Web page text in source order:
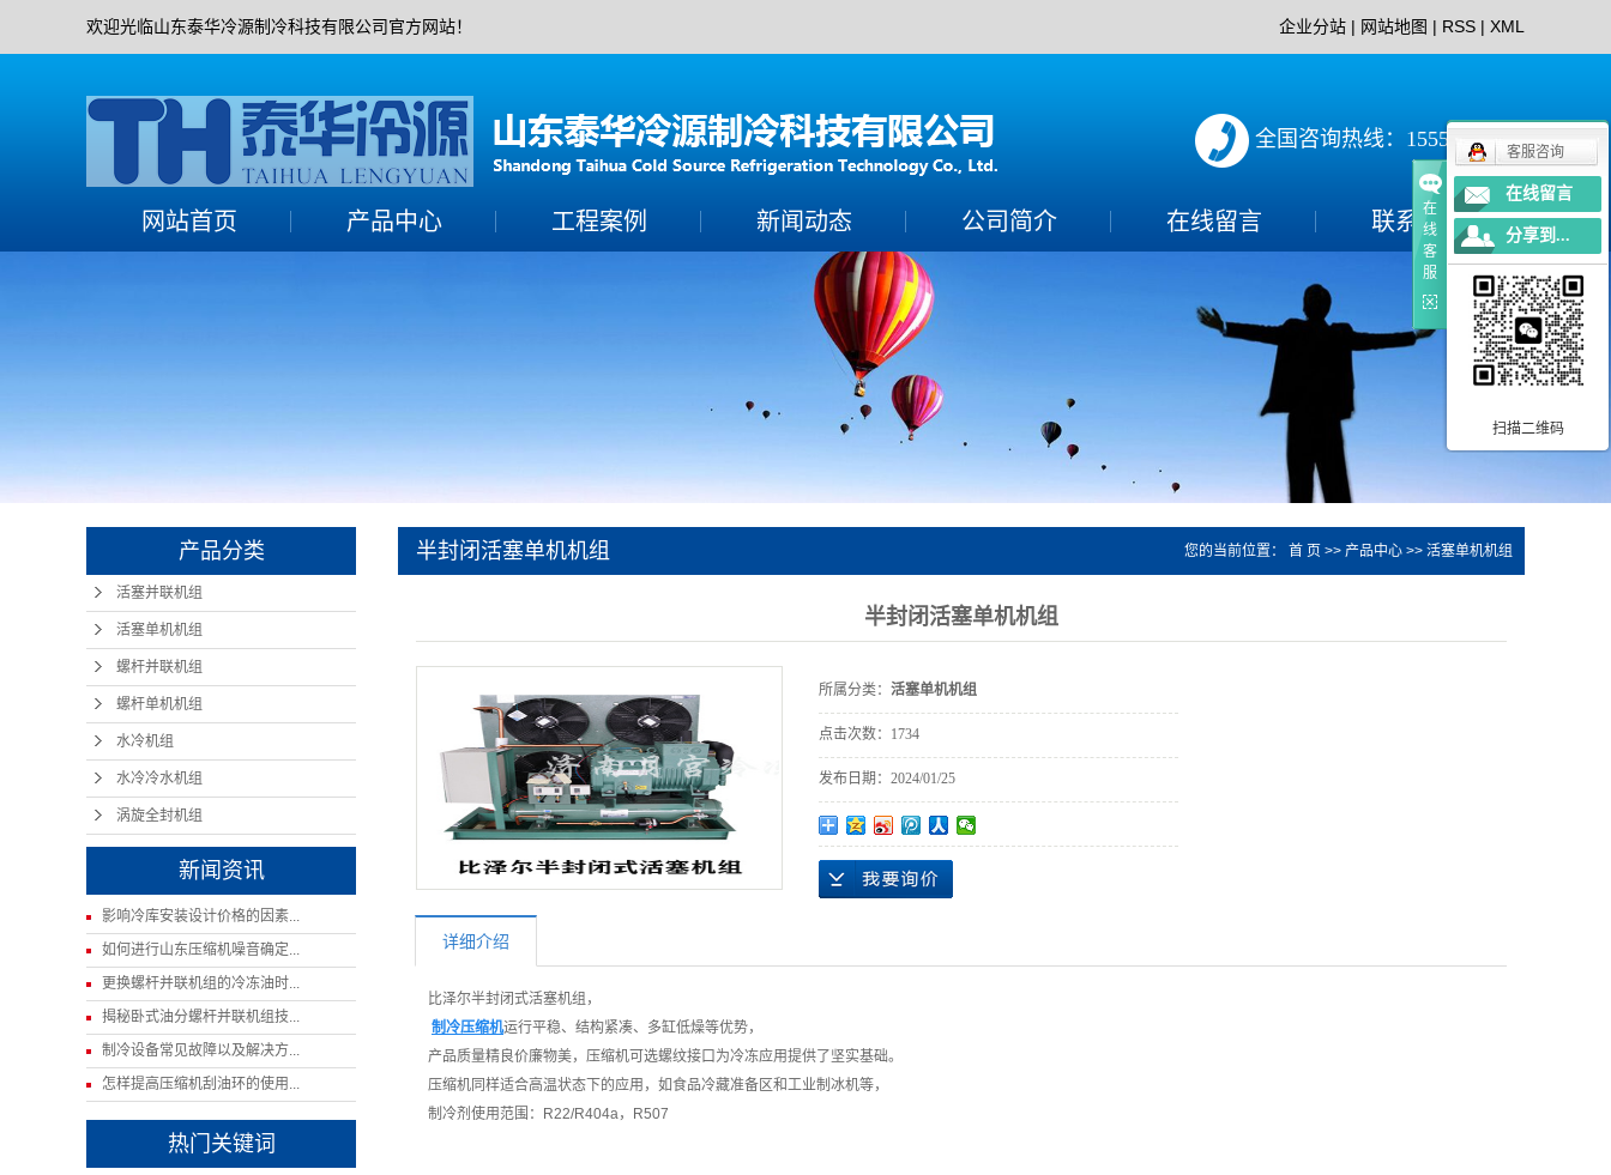
欢迎光临山东泰华冷源制冷科技有限公司官方网站！ 企业分站 | 网站地图 | RSS | XML
全国咨询热线：15552897152
网站首页 产品中心
涡旋全封机组
工程案例 新闻动态
制冷常识
保养百科
技术知识
公司简介 在线留言 联系我们
联系方式
产品分类
活塞并联机组
活塞单机机组
螺杆并联机组
螺杆单机机组
水冷机组
水冷冷水机组
涡旋全封机组
新闻资讯
影响冷库安装设计价格的因素...
如何进行山东压缩机噪音确定...
更换螺杆并联机组的冷冻油时...
揭秘卧式油分螺杆并联机组技...
制冷设备常见故障以及解决方...
怎样提高压缩机刮油环的使用...
热门关键词
半封闭活塞单机机组 您的当前位置： 首 页 >> 产品中心 >> 活塞单机机组
半封闭活塞单机机组
所属分类： 活塞单机机组
点击次数： 1734
发布日期： 2024/01/25
详细介绍
比泽尔半封闭式活塞机组，
制冷压缩机运行平稳、结构紧凑、多缸低燥等优势，
产品质量精良价廉物美，压缩机可选螺纹接口为冷冻应用提供了坚实基础。
压缩机同样适合高温状态下的应用，如食品冷藏准备区和工业制冰机等，
制冷剂使用范围：R22/R404a，R507
在
线
客
服
客服咨询
在线留言
分享到...
扫描二维码